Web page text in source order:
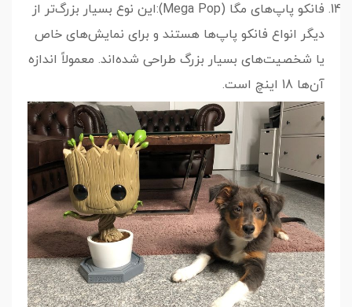
فانکو پاپ‌های مگا (Mega Pop):این نوع بسیار بزرگ‌تر از
دیگر انواع فانکو پاپ‌ها هستند و برای نمایش‌های خاص
یا شخصیت‌های بسیار بزرگ طراحی شده‌اند. معمولاً اندازه
آن‌ها 18 اینچ است.